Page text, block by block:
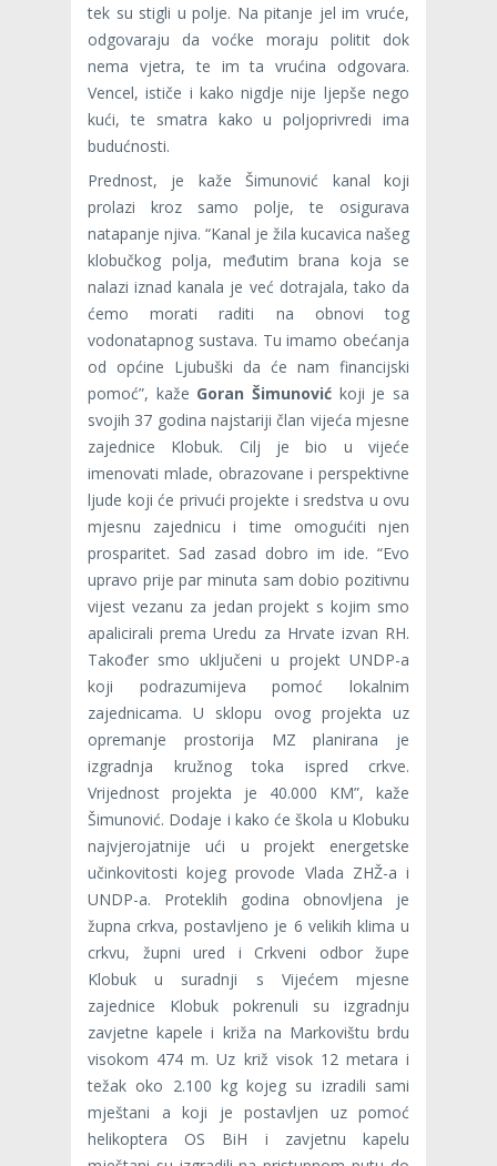
tek su stigli u polje. Na pitanje jel im vruće,
odgovaraju da voćke moraju politit dok
nema vjetra, te im ta vrućina odgovara.
Vencel, ističe i kako nigdje nije ljepše nego
kući, te smatra kako u poljoprivredi ima
budućnosti.
Prednost, je kaže Šimunović kanal koji
prolazi kroz samo polje, te osigurava
natapanje njiva. “Kanal je žila kucavica našeg
klobučkog polja, međutim brana koja se
nalazi iznad kanala je već dotrajala, tako da
ćemo morati raditi na obnovi tog
vodonatapnog sustava. Tu imamo obećanja
od općine Ljubuški da će nam financijski
pomoć”, kaže Goran Šimunović koji je sa
svojih 37 godina najstariji član vijeća mjesne
zajednice Klobuk. Cilj je bio u vijeće
imenovati mlade, obrazovane i perspektivne
ljude koji će privući projekte i sredstva u ovu
mjesnu zajednicu i time omogućiti njen
prosparitet. Sad zasad dobro im ide. “Evo
upravo prije par minuta sam dobio pozitivnu
vijest vezanu za jedan projekt s kojim smo
apalicirali prema Uredu za Hrvate izvan RH.
Također smo uključeni u projekt UNDP-a
koji podrazumijeva pomoć lokalnim
zajednicama. U sklopu ovog projekta uz
opremanje prostorija MZ planirana je
izgradnja kružnog toka ispred crkve.
Vrijednost projekta je 40.000 KM”, kaže
Šimunović. Dodaje i kako će škola u Klobuku
najvjerojatnije ući u projekt energetske
učinkovitosti kojeg provode Vlada ZHŽ-a i
UNDP-a. Proteklih godina obnovljena je
župna crkva, postavljeno je 6 velikih klima u
crkvu, župni ured i Crkveni odbor župe
Klobuk u suradnji s Vijećem mjesne
zajednice Klobuk pokrenuli su izgradnju
zavjetne kapele i križa na Markovištu brdu
visokom 474 m. Uz križ visok 12 metara i
težak oko 2.100 kg kojeg su izradili sami
mještani a koji je postavljen uz pomoć
helikoptera OS BiH i zavjetnu kapelu